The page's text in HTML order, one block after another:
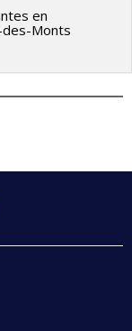
en
des-Monts